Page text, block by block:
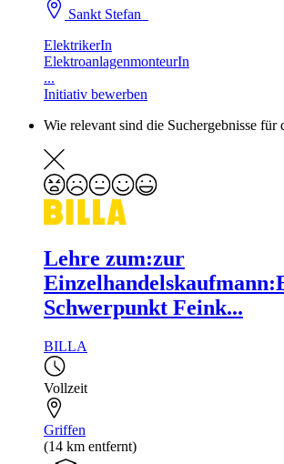
Sankt Stefan
ElektrikerIn
ElektroanlagenmonteurIn
...
Initiativ bewerben
Wie relevant sind die Suchergebnisse für
Lehre zum:zur
Schwerpunkt Feink...
BILLA
Vollzeit
Griffen
(14 km entfernt)